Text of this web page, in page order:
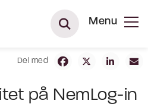
Menu
Del med
på NemLog-in